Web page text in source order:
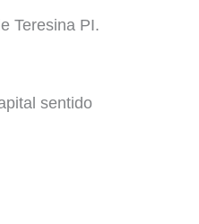
Teresina PI.
sentido